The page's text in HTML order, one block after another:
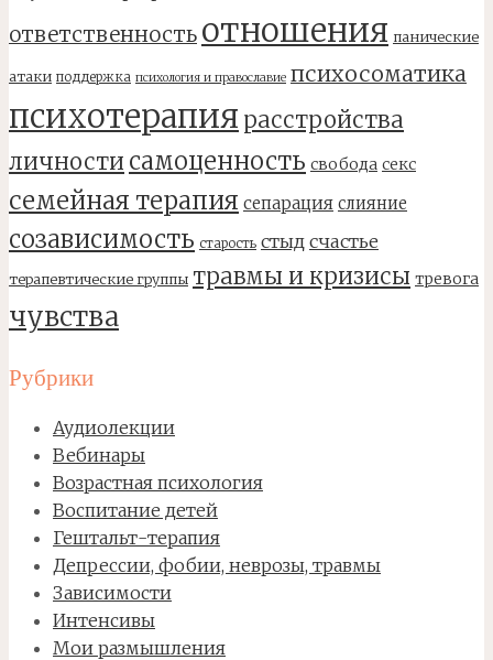
ответственность отношения панические
атаки поддержка психология и православие психосоматика
психотерапия расстройства
личности самоценность свобода секс
семейная терапия сепарация слияние
созависимость старость стыд счастье
терапевтические группы травмы и кризисы тревога
чувства
Рубрики
Аудиолекции
Вебинары
Возрастная психология
Воспитание детей
Гештальт-терапия
Депрессии, фобии, неврозы, травмы
Зависимости
Интенсивы
Мои размышления